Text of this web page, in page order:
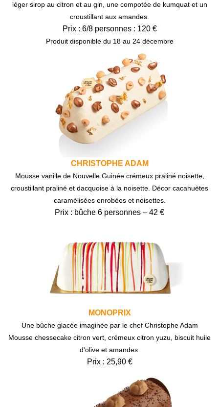
léger sirop au citron et au gin, une compotée de kumquat et un
croustillant aux amandes.
Prix : 6/8 personnes : 120 €
Produit disponible du 18 au 24 décembre
CHRISTOPHE ADAM
Mousse vanille de Nouvelle Guinée crémeux praliné noisette,
croustillant praliné et dacquoise à la noisette. Décor cacahuètes
caramélisées enrobées et noisettes.
Prix : bûche 6 personnes – 42 €
MONOPRIX
Une bûche glacée imaginée par le chef Christophe Adam
Mousse chessecake citron vert, crémeux citron yuzu, biscuit huile
d'olive et amandes
Prix : 25,90 €